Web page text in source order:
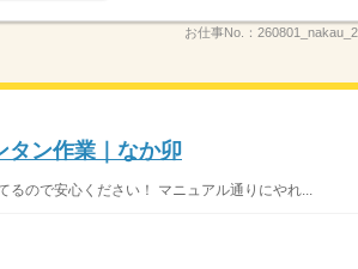
お仕事No.：
ン作業｜なか卯
ので安心ください！ マニュアル通りにやれ...